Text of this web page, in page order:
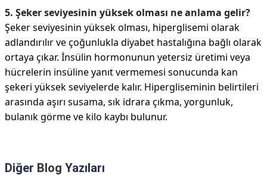
5. Şeker seviyesinin yüksek olması ne anlama gelir?
Şeker seviyesinin yüksek olması, hiperglisemi olarak
adlandırılır ve çoğunlukla diyabet hastalığına bağlı olarak
ortaya çıkar. İnsülin hormonunun yetersiz üretimi veya
hücrelerin insüline yanıt vermemesi sonucunda kan
şekeri yüksek seviyelerde kalır. Hipergliseminin belirtileri
arasında aşırı susama, sık idrara çıkma, yorgunluk,
bulanık görme ve kilo kaybı bulunur.
Diğer Blog Yazıları